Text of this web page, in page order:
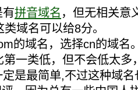
拼音域名 ，但无相关意
域名可以给8分。
域名，选择cn的域名
第一类低，但不会低太多
最简单,不过这种域名